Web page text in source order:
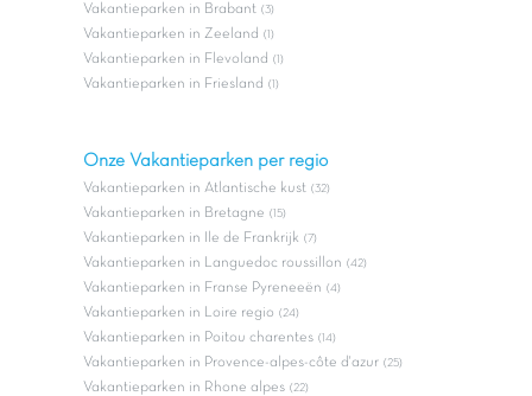
Vakantieparken in Brabant (3)
Vakantieparken in Zeeland (1)
Vakantieparken in Flevoland (1)
Vakantieparken in Friesland (1)
Onze Vakantieparken per regio
Vakantieparken in Atlantische kust (32)
Vakantieparken in Bretagne (15)
Vakantieparken in Ile de Frankrijk (7)
Vakantieparken in Languedoc roussillon (42)
Vakantieparken in Franse Pyreneeën (4)
Vakantieparken in Loire regio (24)
Vakantieparken in Poitou charentes (14)
Vakantieparken in Provence-alpes-côte d'azur (25)
Vakantieparken in Rhone alpes (22)